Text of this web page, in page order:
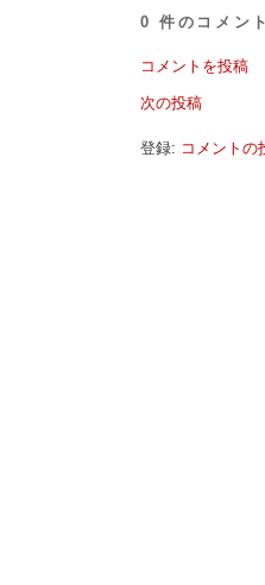
0 件のコメン
コメントを投稿
次の投稿
登録: コメントの